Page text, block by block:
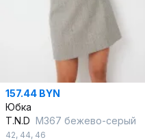
157.44 BYN
Юбка
T.N.D М367 бежево-серый
42, 44, 46